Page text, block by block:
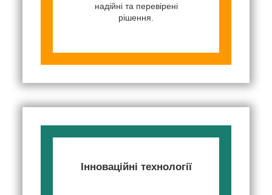
надійні та перевірені
рішення.
Інноваційні технології